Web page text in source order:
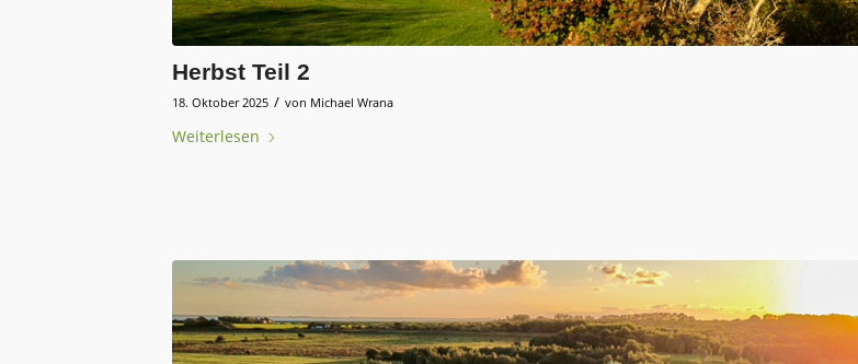
Herbst Teil 2
18. Oktober 2025 / von Michael Wrana
Weiterlesen